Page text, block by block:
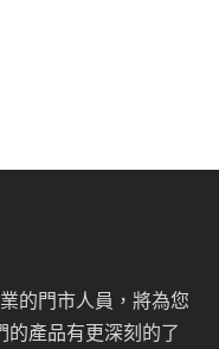
的門市人員，將為您
的產品有更深刻的了